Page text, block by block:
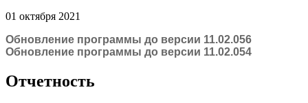
01 октября 2021
Обновление программы до версии 11.02.056
Обновление программы до версии 11.02.054
Отчетность